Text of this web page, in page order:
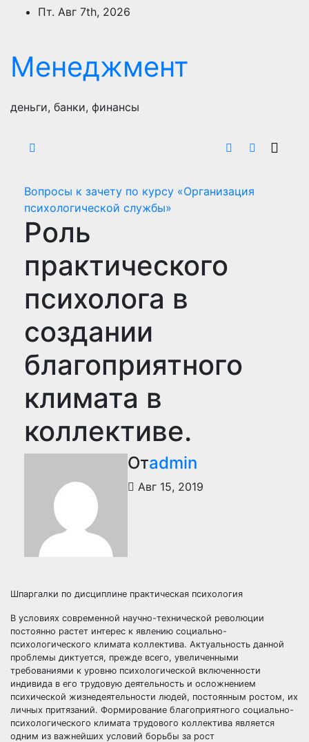
ПерейтиПт. Авг 7th, 2026
Менеджмент
деньги, банки, финансы
Вопросы к зачету по курсу «Организация
психологической службы»
Роль
практического
психолога в
создании
благоприятного
климата в
коллективе.
Отadmin
Авг 15, 2019
Шпаргалки по дисциплине практическая психология
В условиях современной научно-технической революции
постоянно растет интерес к явлению социально-
психологического климата коллектива. Актуальность данной
проблемы диктуется, прежде всего, увеличенными
требованиями к уровню психологической включенности
индивида в его трудовую деятельность и осложнением
психической жизнедеятельности людей, постоянным ростом, их
личных притязаний. Формирование благоприятного социально-
психологического климата трудового коллектива является
одним из важнейших условий борьбы за рост